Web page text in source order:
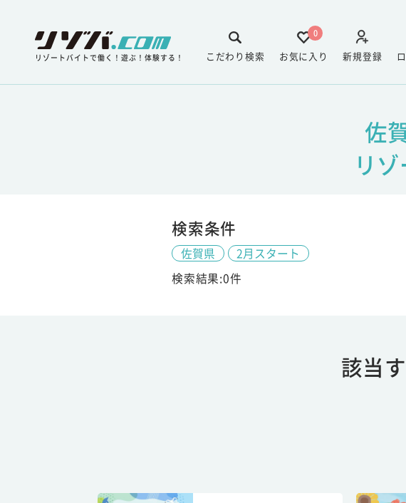
リゾートバイトで働く！遊ぶ！体験する！ 新規登録
0
お気に入り
こだわり検索
佐
リ
検索条件
佐賀県
2月スタート
検索結果:0件
該当